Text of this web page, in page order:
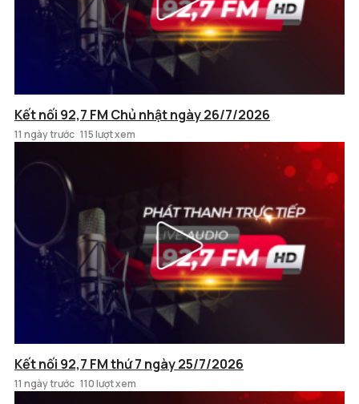
Kết nối 92,7 FM Chủ nhật ngày 26/7/2026
11 ngày trước 115 lượt xem
Kết nối 92,7 FM thứ 7 ngày 25/7/2026
11 ngày trước 110 lượt xem